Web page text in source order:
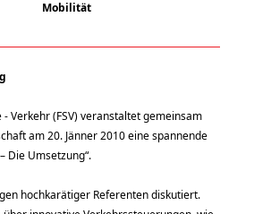
Mobilität
Verkehr (FSV) veranstaltet gemeinsam
am 20. Jänner 2010 eine spannende
Die Umsetzung“.
hochkarätiger Referenten diskutiert.